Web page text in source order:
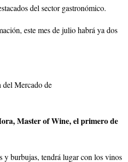
del sector gastronómico.
este mes de julio habrá ya dos
del Mercado de
Master of Wine, el primero de
y burbujas, tendrá lugar con los vinos